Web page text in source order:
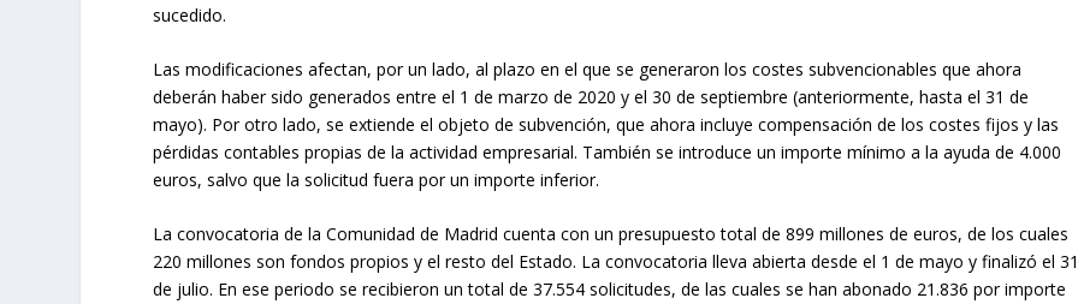
sucedido.
Las modificaciones afectan, por un lado, al plazo en el que se generaron los costes subvencionables que ahora
deberán haber sido generados entre el 1 de marzo de 2020 y el 30 de septiembre (anteriormente, hasta el 31 de
mayo). Por otro lado, se extiende el objeto de subvención, que ahora incluye compensación de los costes fijos y las
pérdidas contables propias de la actividad empresarial. También se introduce un importe mínimo a la ayuda de 4.000
euros, salvo que la solicitud fuera por un importe inferior.
La convocatoria de la Comunidad de Madrid cuenta con un presupuesto total de 899 millones de euros, de los cuales
220 millones son fondos propios y el resto del Estado. La convocatoria lleva abierta desde el 1 de mayo y finalizó el
de julio. En ese periodo se recibieron un total de 37.554 solicitudes, de las cuales se han abonado 21.836 por importe